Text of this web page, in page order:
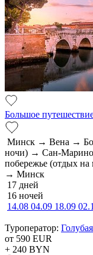
Большое
Минск → Вена →
ночи) → Сан-
побережье (отдых
→ Минск
17 дней
16 ночей
14.08 04.09 18.09
Туроператор:
от 590 EUR
+ 240 BYN